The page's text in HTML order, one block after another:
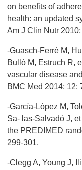
on benefits of
health: an updated
Am J Clin Nutr
-Guasch-Ferré M,
Bulló M, Estruch R,
vascular disease
BMC Med 2014; 12:
-García-López M,
Sa- las-Salvadó J,
the PREDIMED
299-301.
-Clegg A, Young J,